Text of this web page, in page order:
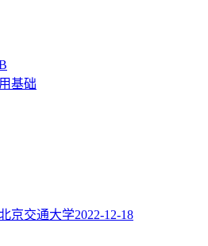
基础
京交通大学2022-12-18